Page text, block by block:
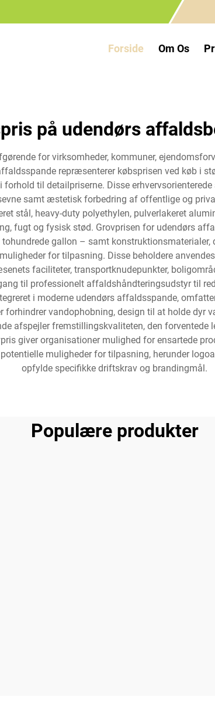
Forside Om Os
på udendørs
for virksomheder, kommuner,
repræsenterer købsprisen ved køb i
til detailpriserne. Disse
samt æstetisk forbedring af offentlige og
stål, heavy-duty polyethylen, pulverlakeret
fugt og fysisk stød. Grovprisen for udendørs
gallon – samt
for tilpasning. Disse beholdere
faciliteter, transportknudepunkter,
til professionelt affaldshåndteringsudstyr til
i moderne udendørs affaldsspande,
vandophobning, design til at holde dyr
afspejler fremstillingskvaliteten, den
giver organisationer mulighed for ensartede
muligheder for tilpasning, herunder
opfylde specifikke driftskrav og brandingmål.
Populære produkter